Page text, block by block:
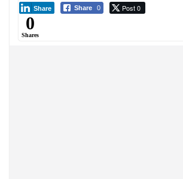
Share 0 Post 0
Share
0
Shares